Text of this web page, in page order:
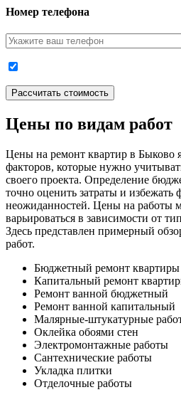
Номер телефона
Цены по видам работ
Цены на ремонт квартир в Быково
факторов, которые нужно
своего проекта. Определение
точно оценить затраты и избежать
неожиданностей. Цены на работы
варьироваться в зависимости от
Здесь представлен примерный
работ.
Бюджетный ремонт квартиры
Капитальный ремонт
Ремонт ванной бюджетный
Ремонт ванной капитальный
Малярные-штукатурные
Оклейка обоями стен
Электромонтажные работы
Сантехнические работы
Укладка плитки
Отделочные работы